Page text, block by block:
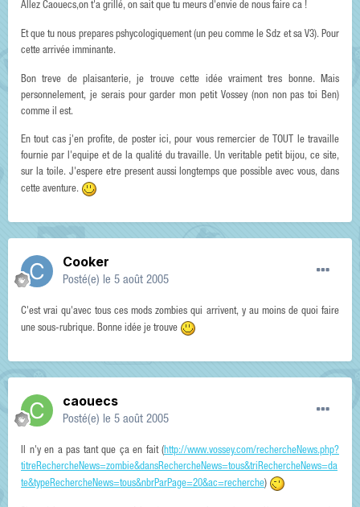
Allez Caouecs,on t'a grillé, on sait que tu meurs d'envie de nous faire ca !
Et que tu nous prepares pshycologiquement (un peu comme le Sdz et sa V3). Pour
cette arrivée imminante.
Bon treve de plaisanterie, je trouve cette idée vraiment tres bonne. Mais
personnelement, je serais pour garder mon petit Vossey (non non pas toi Ben)
comme il est.
En tout cas j'en profite, de poster ici, pour vous remercier de TOUT le travaille
fournie par l'equipe et de la qualité du travaille. Un veritable petit bijou, ce site,
sur la toile. J'espere etre present aussi longtemps que possible avec vous, dans
cette aventure.
Cooker
Posté(e) le 5 août 2005
C'est vrai qu'avec tous ces mods zombies qui arrivent, y au moins de quoi faire
une sous-rubrique. Bonne idée je trouve
caouecs
Posté(e) le 5 août 2005
Il n'y en a pas tant que ça en fait (http://www.vossey.com/rechercheNews.php?
titreRechercheNews=zombie&dansRechercheNews=tous&triRechercheNews=da
te&typeRechercheNews=tous&nbrParPage=20&ac=recherche)